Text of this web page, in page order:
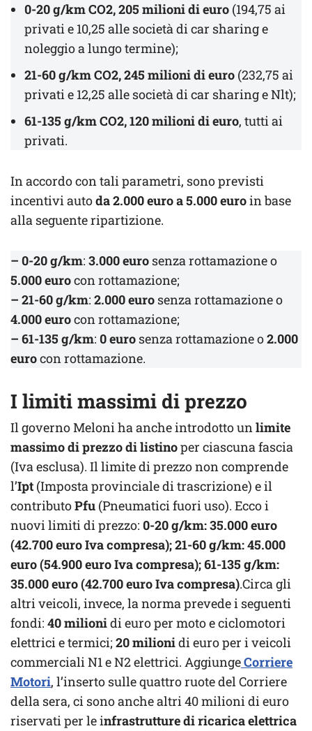
0-20 g/km CO2, 205 milioni di euro (194,75 ai
privati e 10,25 alle società di car sharing e
noleggio a lungo termine);
21-60 g/km CO2, 245 milioni di euro (232,75 ai
privati e 12,25 alle società di car sharing e Nlt);
61-135 g/km CO2, 120 milioni di euro, tutti ai
privati.
In accordo con tali parametri, sono previsti
incentivi autoda 2.000 euro a 5.000 euroin base
alla seguente ripartizione.
– 0-20 g/km: 3.000 euro senza rottamazione o
5.000 eurocon rottamazione;
– 21-60 g/km: 2.000 euro senza rottamazione o
4.000 eurocon rottamazione;
– 61-135 g/km: 0 euro senza rottamazione o2.000
eurocon rottamazione.
I limiti massimi di prezzo
Il governo Meloni ha anche introdotto unlimite
massimo di prezzo di listinoper ciascuna fascia
(Iva esclusa). Il limite di prezzo non comprende
l’Ipt (Imposta provinciale di trascrizione) e il
contributoPfu (Pneumatici fuori uso). Ecco i
nuovi limiti di prezzo: 0-20 g/km: 35.000 euro
(42.700 euro Iva compresa); 21-60 g/km: 45.000
euro (54.900 euro Iva compresa); 61-135 g/km:
35.000 euro (42.700 euro Iva compresa).Circa gli
altri veicoli, invece, la norma prevede i seguenti
fondi: 40 milionidi euro per moto e ciclomotori
elettrici e termici; 20 milionidi euro per i veicoli
commerciali N1 e N2 elettrici. AggiungeCorriere
Motori, l’inserto sulle quattro ruote del Corriere
della sera, ci sono anche altri 40 milioni di euro
riservati per le infrastrutture di ricarica elettrica